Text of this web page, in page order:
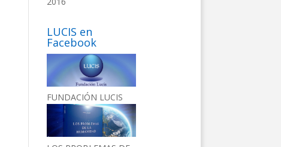
LUCIS en
Facebook
FUNDACIÓN LUCIS